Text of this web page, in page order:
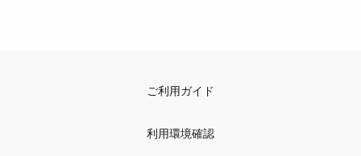
ご利用ガイド
利用環境確認